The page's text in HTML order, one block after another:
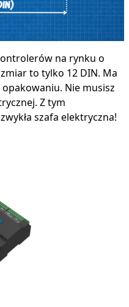
na rynku o
to tylko 12 DIN. Ma
Nie musisz
Z tym
szafa elektryczna!